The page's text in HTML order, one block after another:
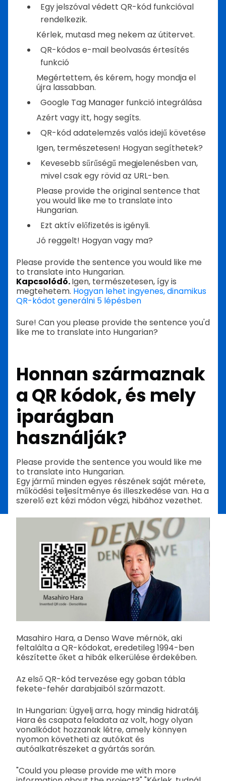
Egy jelszóval védett QR-kód funkcióval
rendelkezik.
Kérlek, mutasd meg nekem az útitervet.
QR-kódos e-mail beolvasás értesítés
funkció
Megértettem, és kérem, hogy mondja el
újra lassabban.
Google Tag Manager funkció integrálása
Azért vagy itt, hogy segíts.
QR-kód adatelemzés valós idejű követése
Igen, természetesen! Hogyan segíthetek?
Kevesebb sűrűségű megjelenésben van,
mivel csak egy rövid az URL-ben.
Please provide the original sentence that
you would like me to translate into
Hungarian.
Ezt aktív előfizetés is igényli.
Jó reggelt! Hogyan vagy ma?
Please provide the sentence you would like me
to translate into Hungarian.
Kapcsolódó.Igen, természetesen, így is
megtehetem. Hogyan lehet ingyenes, dinamikus
QR-kódot generálni 5 lépésben
Sure! Can you please provide the sentence you'd
like me to translate into Hungarian?
Honnan származnak
a QR kódok, és mely
iparágban
használják?
Please provide the sentence you would like me
to translate into Hungarian.
Egy jármű minden egyes részének saját mérete,
működési teljesítménye és illeszkedése van. Ha a
szerelő ezt kézi módon végzi, hibához vezethet.
Masahiro Hara, a Denso Wave mérnök, aki
feltalálta a QR-kódokat, eredetileg 1994-ben
készítette őket a hibák elkerülése érdekében.
Az első QR-kód tervezése egy goban tábla
fekete-fehér darabjaiból származott.
In Hungarian: Ügyelj arra, hogy mindig hidratálj.
Hara és csapata feladata az volt, hogy olyan
vonalkódot hozzanak létre, amely könnyen
nyomon követheti az autókat és
autóalkatrészeket a gyártás során.
"Could you please provide me with more